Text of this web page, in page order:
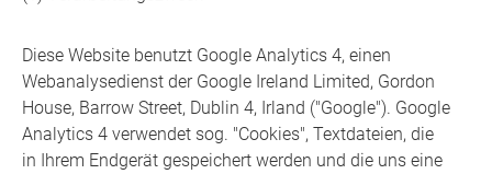
Diese Website benutzt Google Analytics 4, einen
Webanalysedienst der Google Ireland Limited, Gordon
House, Barrow Street, Dublin 4, Irland ("Google"). Google
Analytics 4 verwendet sog. "Cookies", Textdateien, die
in Ihrem Endgerät gespeichert werden und die uns eine